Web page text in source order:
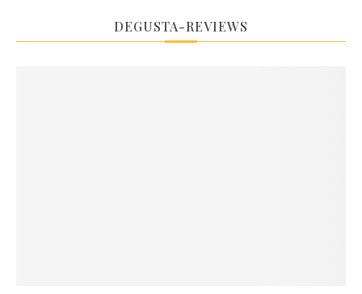
DEGUSTA-REVIEWS